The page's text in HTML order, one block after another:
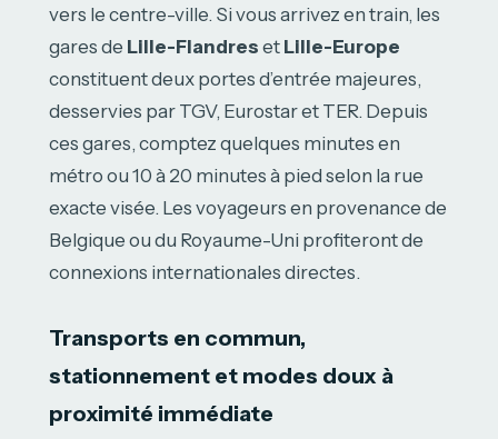
vers le centre-ville. Si vous arrivez en train, les
gares de Lille-Flandres et Lille-Europe
constituent deux portes d’entrée majeures,
desservies par TGV, Eurostar et TER. Depuis
ces gares, comptez quelques minutes en
métro ou 10 à 20 minutes à pied selon la rue
exacte visée. Les voyageurs en provenance de
Belgique ou du Royaume-Uni profiteront de
connexions internationales directes.
Transports en commun,
stationnement et modes doux à
proximité immédiate